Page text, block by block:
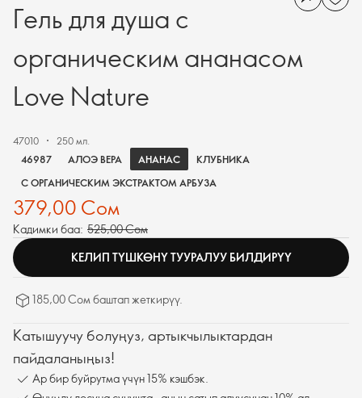
Гель для душа с
органическим ананасом
Love Nature
47010
250 мл.
46987
АЛОЭ ВЕРА АНАНАС
КЛУБНИКА
С ОРГАНИЧЕСКИМ ЭКСТРАКТОМ АРБУЗА
379,00 Сом
Кадимки баа: 525,00 Сом
КЕЛИП ТҮШКӨНҮ ТУУРАЛУУ БИЛДИРҮҮ
185,00 Сом баштап жеткирүү.
Катышуучу болуңуз, артыкчылыктардан
пайдаланыңыз!
Ар бир буйрутма үчүн 15% кэшбэк.